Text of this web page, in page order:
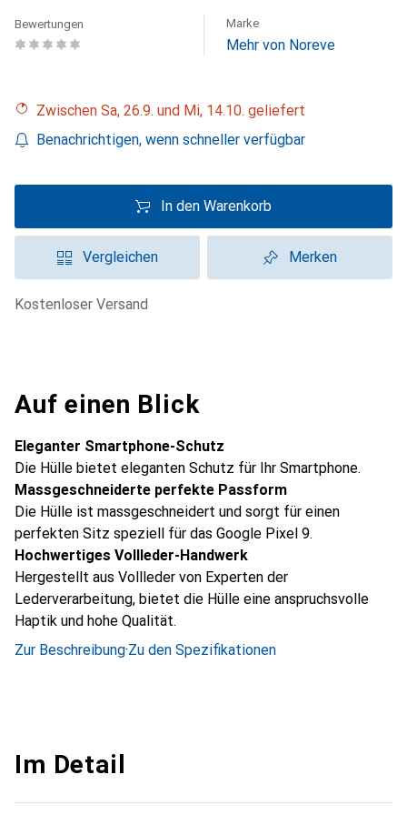
Bewertungen Marke
Mehr von Noreve
Zwischen Sa, 26.9. und Mi, 14.10. geliefert
Benachrichtigen, wenn schneller verfügbar
In den Warenkorb
Vergleichen Merken
kostenloser Versand
Auf einen Blick
Eleganter Smartphone-Schutz
Die Hülle bietet eleganten Schutz für Ihr Smartphone.
Massgeschneiderte perfekte Passform
Die Hülle ist massgeschneidert und sorgt für einen
perfekten Sitz speziell für das Google Pixel 9.
Hochwertiges Vollleder-Handwerk
Hergestellt aus Vollleder von Experten der
Lederverarbeitung, bietet die Hülle eine anspruchsvolle
Haptik und hohe Qualität.
Zur Beschreibung·Zu den Spezifikationen
Im Detail